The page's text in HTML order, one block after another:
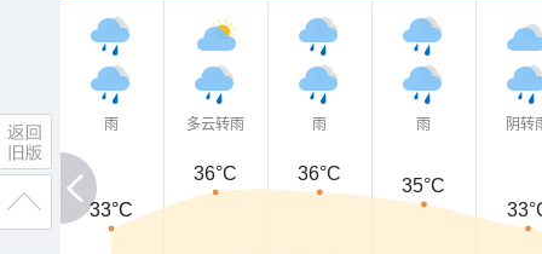
雨 多云转雨 雨 雨 阴转
33°C
33°C
36°C 36°C
35°C